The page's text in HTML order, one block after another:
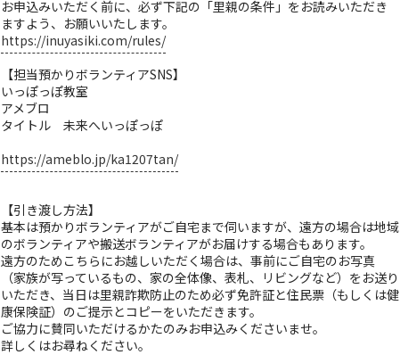
お申込みいただく前に、必ず下記の「里親の条件」をお読みいただき
ますよう、お願いいたします。
https://inuyasiki.com/rules/
【担当預かりボランティアSNS】
いっぽっぽ教室
アメブロ
タイトル 未来へいっぽっぽ
https://ameblo.jp/ka1207tan/
【引き渡し方法】
基本は預かりボランティアがご自宅まで伺いますが、遠方の場合は地域
のボランティアや搬送ボランティアがお届けする場合もあります。
遠方のためこちらにお越しいただく場合は、事前にご自宅のお写真
（家族が写っているもの、家の全体像、表札、リビングなど）をお送り
いただき、当日は里親詐欺防止のため必ず免許証と住民票（もしくは健
康保険証）のご提示とコピーをいただきます。
ご協力に賛同いただけるかたのみお申込みくださいませ。
詳しくはお尋ねください。